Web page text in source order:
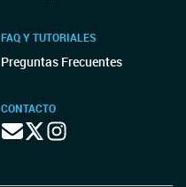
FAQ Y TUTORIALES
Preguntas Frecuentes
CONTACTO